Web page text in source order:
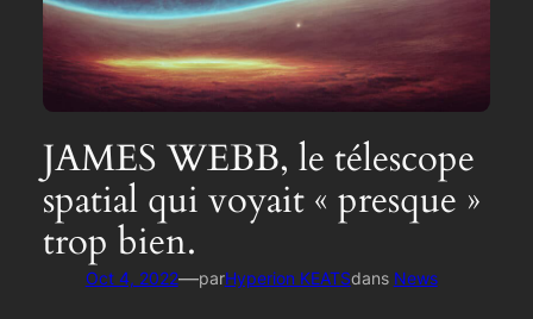
JAMES WEBB, le télescope
spatial qui voyait « presque »
trop bien.
Oct 4, 2022—parHyperion KEATSdans News